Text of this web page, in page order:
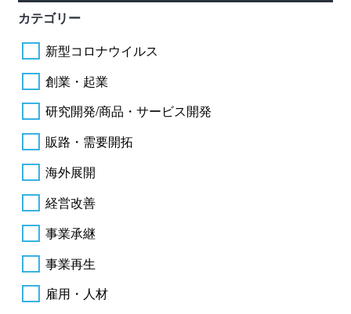
カテゴリー
新型コロナウイルス
創業・起業
研究開発/商品・サービス開発
販路・需要開拓
海外展開
経営改善
事業承継
事業再生
雇用・人材